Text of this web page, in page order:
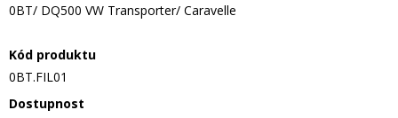
0BT/ DQ500 VW Transporter/ Caravelle
Kód produktu
0BT.FIL01
Dostupnost